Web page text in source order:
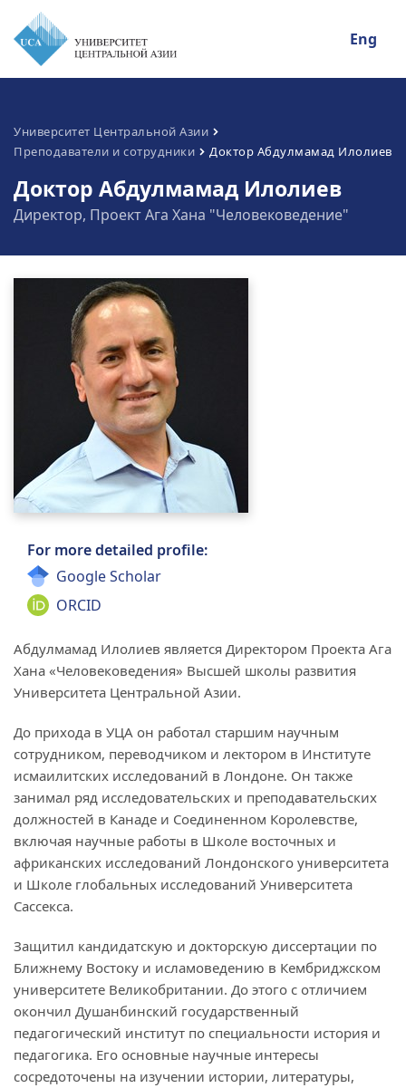
Eng
Университет Центральной Азии
Преподаватели и сотрудники
Доктор Абдулмамад Илолиев
Доктор Абдулмамад Илолиев
Директор, Проект Ага Хана "Человековедение"
For more detailed profile:
Google Scholar
ORCID
Абдулмамад Илолиев является Директором Проекта Ага
Хана «Человековедения» Высшей школы развития
Университета Центральной Азии.
До прихода в УЦА он работал старшим научным
сотрудником, переводчиком и лектором в Институте
исмаилитских исследований в Лондоне. Он также
занимал ряд исследовательских и преподавательских
должностей в Канаде и Соединенном Королевстве,
включая научные работы в Школе восточных и
африканских исследований Лондонского университета
и Школе глобальных исследований Университета
Сассекса.
Защитил кандидатскую и докторскую диссертации по
Ближнему Востоку и исламоведению в Кембриджском
университете Великобритании. До этого с отличием
окончил Душанбинский государственный
педагогический институт по специальности история и
педагогика. Его основные научные интересы
сосредоточены на изучении истории, литературы,